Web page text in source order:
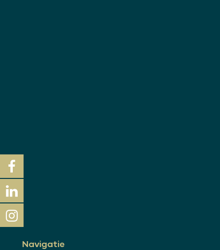
Navigatie